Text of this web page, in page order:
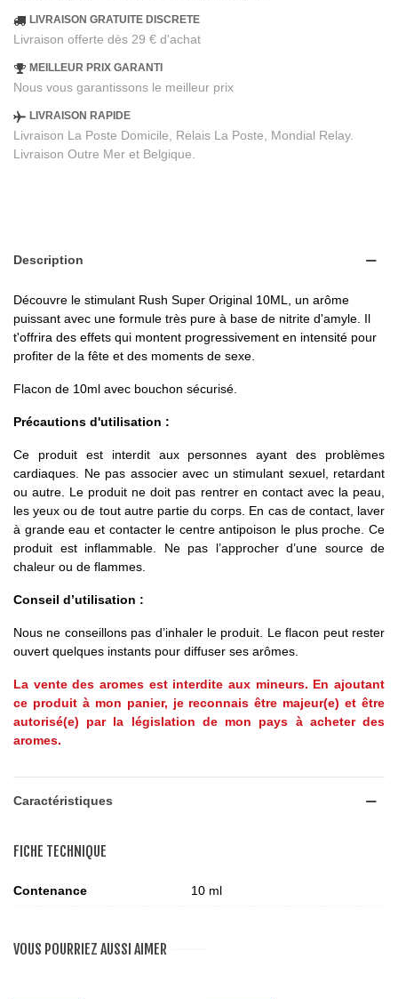
LIVRAISON GRATUITE DISCRETE
Livraison offerte dès 29 € d'achat
MEILLEUR PRIX GARANTI
Nous vous garantissons le meilleur prix
LIVRAISON RAPIDE
Livraison La Poste Domicile, Relais La Poste, Mondial Relay.
Livraison Outre Mer et Belgique.
Description
Découvre le stimulant Rush Super Original 10ML, un arôme
puissant avec une formule très pure à base de nitrite d'amyle. Il
t'offrira des effets qui montent progressivement en intensité pour
profiter de la fête et des moments de sexe.
Flacon de 10ml avec bouchon sécurisé.
Précautions d'utilisation :
Ce produit est interdit aux personnes ayant des problèmes
cardiaques. Ne pas associer avec un stimulant sexuel, retardant
ou autre. Le produit ne doit pas rentrer en contact avec la peau,
les yeux ou de tout autre partie du corps. En cas de contact, laver
à grande eau et contacter le centre antipoison le plus proche. Ce
produit est inflammable. Ne pas l’approcher d’une source de
chaleur ou de flammes.
Conseil d’utilisation :
Nous ne conseillons pas d’inhaler le produit. Le flacon peut rester
ouvert quelques instants pour diffuser ses arômes.
La vente des aromes est interdite aux mineurs. En ajoutant
ce produit à mon panier, je reconnais être majeur(e) et être
autorisé(e) par la législation de mon pays à acheter des
aromes.
Caractéristiques
FICHE TECHNIQUE
Contenance 10 ml
VOUS POURRIEZ AUSSI AIMER